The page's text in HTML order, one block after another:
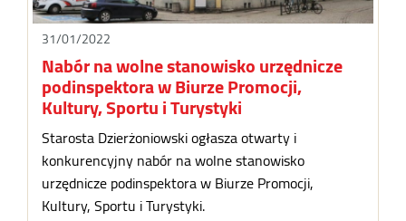
31/01/2022
Nabór na wolne stanowisko urzędnicze
podinspektora w Biurze Promocji,
Kultury, Sportu i Turystyki
Starosta Dzierżoniowski ogłasza otwarty i
konkurencyjny nabór na wolne stanowisko
urzędnicze podinspektora w Biurze Promocji,
Kultury, Sportu i Turystyki.